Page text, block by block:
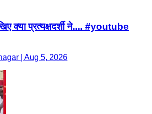
क्या प्रत्यक्षदर्शी ने.... #youtube
| Aug 5, 2026